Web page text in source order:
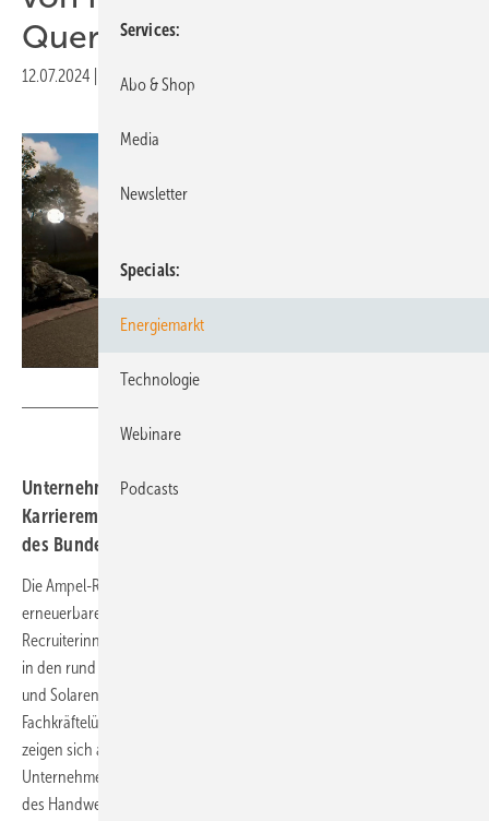
Quereinsteigenden
12.07.2024 Veröffentlicht in
Unternehmen der Branche setzen auf digitale
Karrieremesse für Erneuerbare unter Schirmherrschaft
des Bundeswirtschaftsministeriums.
Die Ampel-Regierung hat die Weichen für einen ehrgeizigen Zubau der
erneuerbaren Energien gestellt. Doch schon jetzt müssen
Recruiterinnen und Recruiter kreativ werden, um die Fachkräftelücke
in den rund 190 relevanten Berufszweigen für den Ausbau der Wind-
und Solarenergie zu füllen. Im Jahresdurchschnitt betrug die
Fachkräftelücke 2021/2022 bereits 216.000 Personen. Auswirkungen
zeigen sich auch bei den um die Fachkräfte konkurrierenden
Unternehmen des Baugewerbes, des verarbeitenden Gewerbes und
des Handwerks. Dabei steht die Branche der erneuerbaren Energien
Services
Abo & Shop
Media
Newsletter
Specials
Energiemarkt
Technologie
Webinare
Podcasts